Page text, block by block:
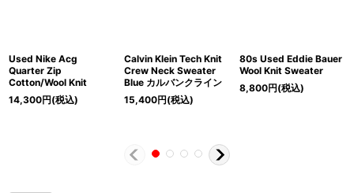
Used Nike Acg
Quarter Zip
Cotton/Wool Knit
14,300円(税込)
Calvin Klein Tech Knit
Crew Neck Sweater
Blue カルバンクライン
15,400円(税込)
80s Used Eddie Bauer
Wool Knit Sweater
8,800円(税込)